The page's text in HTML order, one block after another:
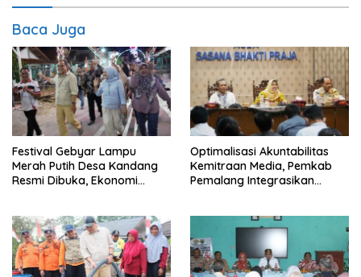
Baca Juga
Festival Gebyar Lampu
Merah Putih Desa Kandang
Resmi Dibuka, Ekonomi
​Optimalisasi Akuntabilitas
Kemitraan Media, Pemkab
Pemalang Integrasikan